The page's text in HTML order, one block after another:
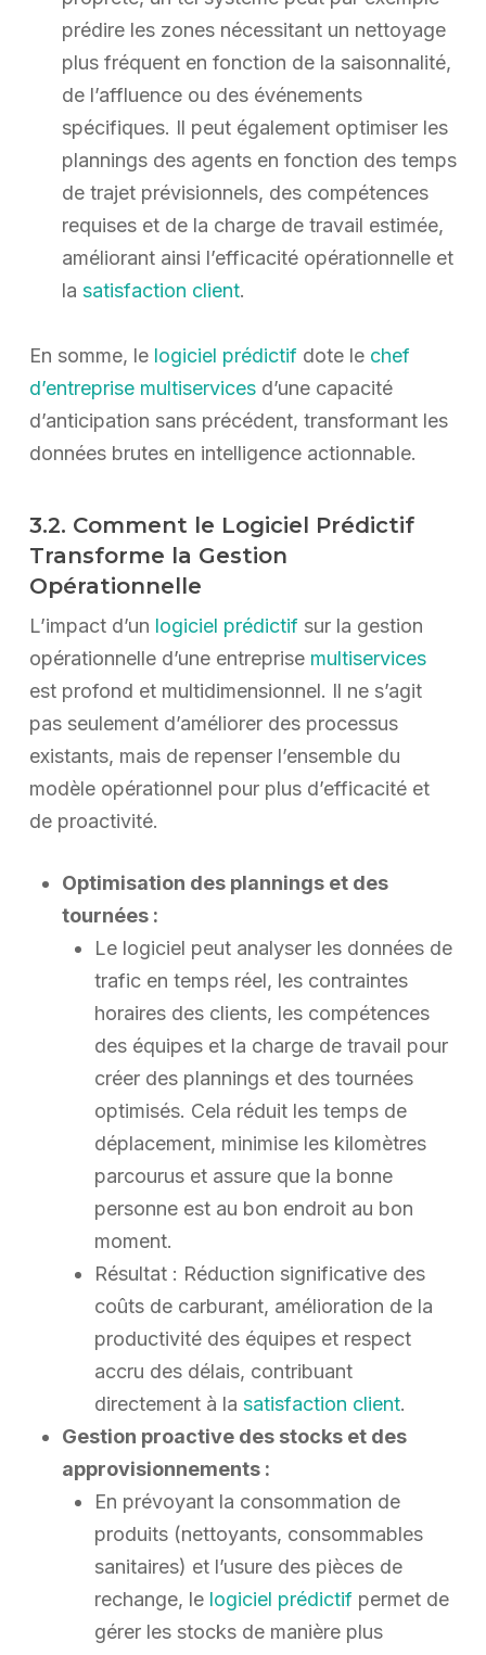
prédire les zones nécessitant un nettoyage
plus fréquent en fonction de la saisonnalité,
de l’affluence ou des événements
spécifiques. Il peut également optimiser les
plannings des agents en fonction des temps
de trajet prévisionnels, des compétences
requises et de la charge de travail estimée,
améliorant ainsi l’efficacité opérationnelle et
la satisfaction client.
En somme, le logiciel prédictifdote le chef
d’entreprise multiservicesd’une capacité
d’anticipation sans précédent, transformant les
données brutes en intelligence actionnable.
3.2. Comment le Logiciel Prédictif
Transforme la Gestion
Opérationnelle
L’impact d’un logiciel prédictifsur la gestion
opérationnelle d’une entreprise multiservices
est profond et multidimensionnel. Il ne s’agit
pas seulement d’améliorer des processus
existants, mais de repenser l’ensemble du
modèle opérationnel pour plus d’efficacité et
de proactivité.
Optimisation des plannings et des
tournées :
Le logiciel peut analyser les données de
trafic en temps réel, les contraintes
horaires des clients, les compétences
des équipes et la charge de travail pour
créer des plannings et des tournées
optimisés. Cela réduit les temps de
déplacement, minimise les kilomètres
parcourus et assure que la bonne
personne est au bon endroit au bon
moment.
Résultat : Réduction significative des
coûts de carburant, amélioration de la
productivité des équipes et respect
accru des délais, contribuant
directement à la satisfaction client.
Gestion proactive des stocks et des
approvisionnements :
En prévoyant la consommation de
produits (nettoyants, consommables
sanitaires) et l’usure des pièces de
rechange, le logiciel prédictifpermet de
gérer les stocks de manière plus